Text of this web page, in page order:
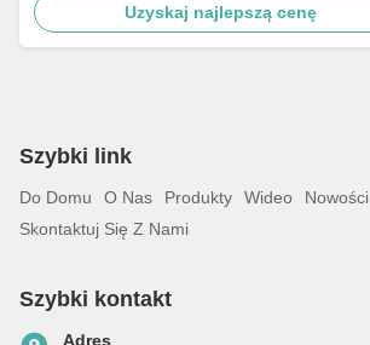
Uzyskaj najlepszą cenę
Szybki link
Do Domu O Nas Produkty Wideo Nowości
Skontaktuj Się Z Nami
Szybki kontakt
Adres